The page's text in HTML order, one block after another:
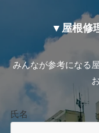
▼屋根修
みんなが参考になる
氏名